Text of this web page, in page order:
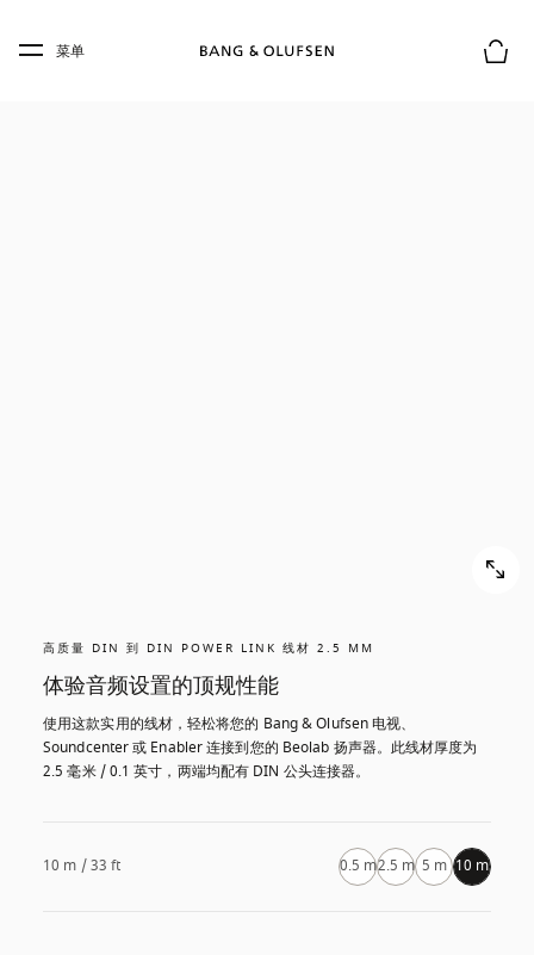
Skip to main footer
菜单
高质量 DIN 到 DIN POWER LINK 线材 2.5 MM
体验音频设置的顶规性能
使用这款实用的线材，轻松将您的 Bang & Olufsen 电视、
Soundcenter 或 Enabler 连接到您的 Beolab 扬声器。此线材厚度为
2.5 毫米 / 0.1 英寸，两端均配有 DIN 公头连接器。
10 m / 33 ft 0.5 m2.5 m 5 m 10 m